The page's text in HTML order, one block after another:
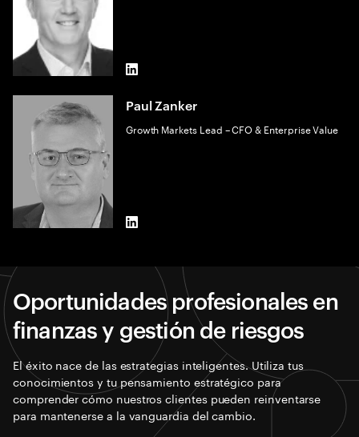
LinkedIn
Paul Zanker
Growth Markets Lead – CFO & Enterprise Value
LinkedIn
Oportunidades profesionales en
finanzas y gestión de riesgos
El éxito nace de las estrategias inteligentes. Utiliza tus
conocimientos y tu pensamiento estratégico para
comprender cómo nuestros clientes pueden reinventarse
para mantenerse a la vanguardia del cambio.